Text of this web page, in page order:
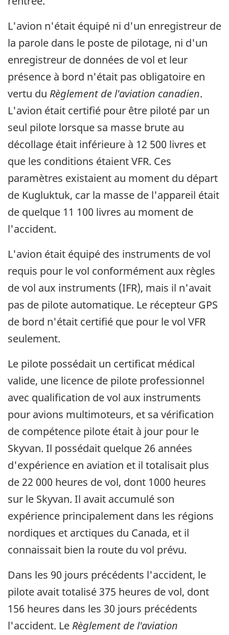
L'avion n'était équipé ni d'un enregistreur de
la parole dans le poste de pilotage, ni d'un
enregistreur de données de vol et leur
présence à bord n'était pas obligatoire en
vertu du Règlement de l'aviation canadien.
L'avion était certifié pour être piloté par un
seul pilote lorsque sa masse brute au
décollage était inférieure à 12 500 livres et
que les conditions étaient VFR. Ces
paramètres existaient au moment du départ
de Kugluktuk, car la masse de l'appareil était
de quelque 11 100 livres au moment de
l'accident.
L'avion était équipé des instruments de vol
requis pour le vol conformément aux règles
de vol aux instruments (IFR), mais il n'avait
pas de pilote automatique. Le récepteur GPS
de bord n'était certifié que pour le vol VFR
seulement.
Le pilote possédait un certificat médical
valide, une licence de pilote professionnel
avec qualification de vol aux instruments
pour avions multimoteurs, et sa vérification
de compétence pilote était à jour pour le
Skyvan. Il possédait quelque 26 années
d'expérience en aviation et il totalisait plus
de 22 000 heures de vol, dont 1000 heures
sur le Skyvan. Il avait accumulé son
expérience principalement dans les régions
nordiques et arctiques du Canada, et il
connaissait bien la route du vol prévu.
Dans les 90 jours précédents l'accident, le
pilote avait totalisé 375 heures de vol, dont
156 heures dans les 30 jours précédents
l'accident. Le Règlement de l'aviation